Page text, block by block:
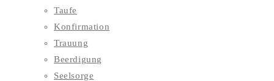
Taufe
Konfirmation
Trauung
Beerdigung
Seelsorge